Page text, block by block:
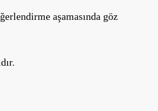
aşamasında göz